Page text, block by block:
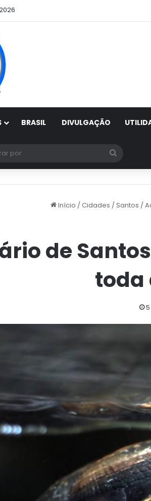
BRASIL DIVULGAÇÃO
por
Início /Cidades /Santos /
de
toda